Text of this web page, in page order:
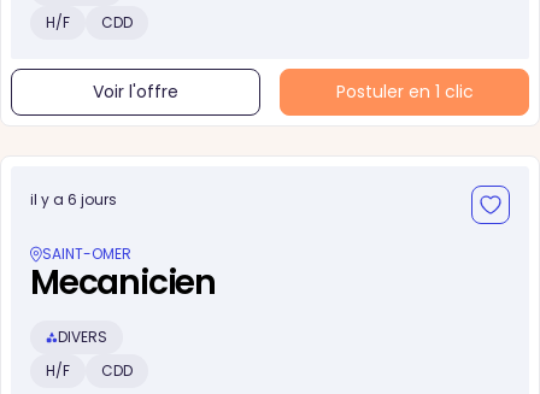
H/F
CDD
Voir l'offre Postuler en 1 clic
il y a 6 jours
SAINT-OMER
Mecanicien
DIVERS
H/F
CDD